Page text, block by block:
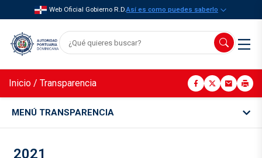
Web Oficial Gobierno R.D.Así es como puedes saberlo
Inicio / Transparencia
MENÚ TRANSPARENCIA
2021